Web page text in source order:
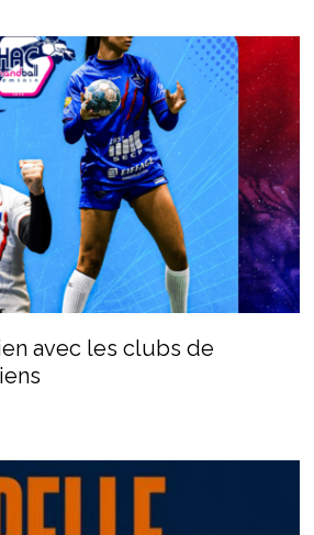
avec les clubs de